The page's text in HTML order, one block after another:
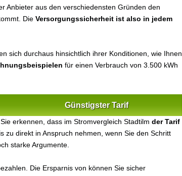
Anbieter aus den verschiedensten Gründen den
Die Versorgungssicherheit ist also in jedem
sich durchaus hinsichtlich ihrer Konditionen, wie Ihnen
für einen Verbrauch von 3.500 kWh
Günstigster Tarif
erkennen, dass im Stromvergleich Stadtilm der Tarif
zu direkt in Anspruch nehmen, wenn Sie den Schritt
starke Argumente.
Die Ersparnis von können Sie sicher